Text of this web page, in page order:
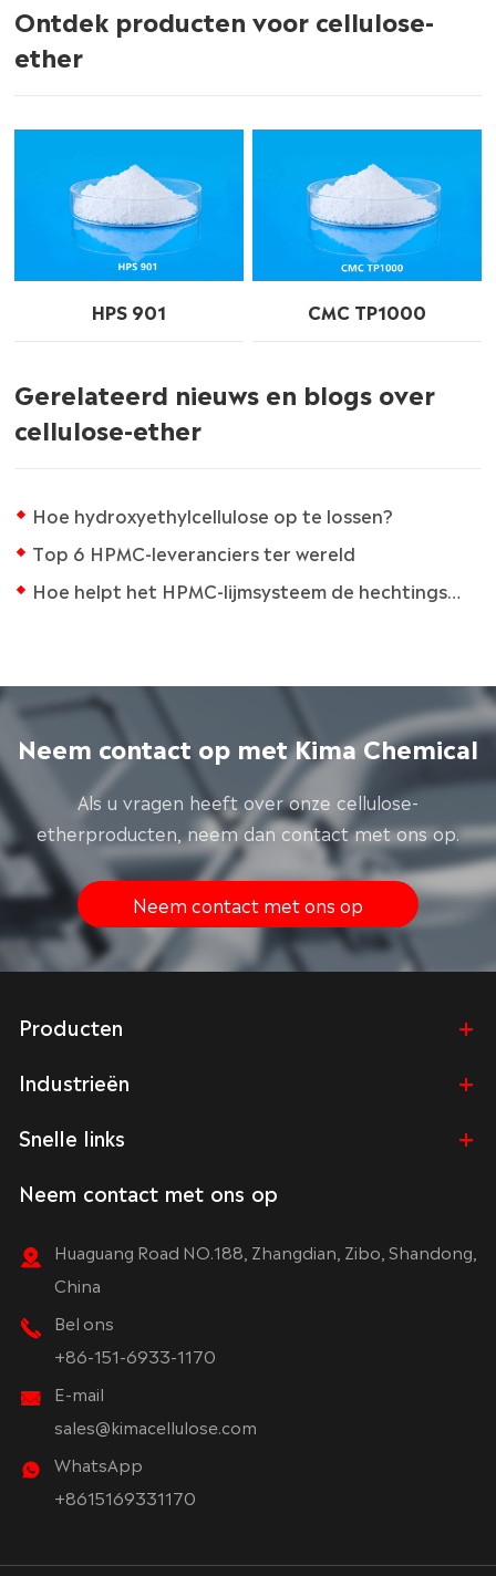
Ontdek producten voor cellulose-
ether
HPS 901 CMC TP1000
Gerelateerd nieuws en blogs over
cellulose-ether
Hoe hydroxyethylcellulose op te lossen?
Top 6 HPMC-leveranciers ter wereld
Hoe helpt het HPMC-lijmsysteem de hechtingsprestaties te verbeteren?
Neem contact op met Kima Chemical
Als u vragen heeft over onze cellulose-
etherproducten, neem dan contact met ons op.
Neem contact met ons op
Producten
Industrieën
Snelle links
Neem contact met ons op
Huaguang Road NO.188, Zhangdian, Zibo, Shandong,
China
Bel ons
+86-151-6933-1170
E-mail
sales@kimacellulose.com
WhatsApp
+8615169331170